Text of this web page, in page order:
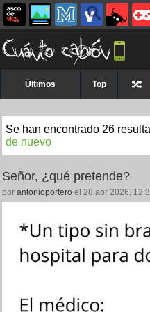
Últimos Top
Se han encontrado 26
de nuevo
Señor, ¿qué pretende?
por antonioportero el 28 abr 2026,